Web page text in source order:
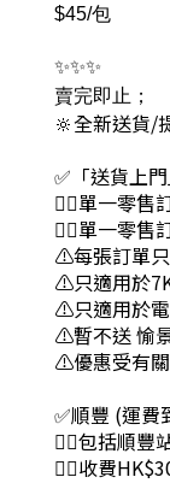
$45/包
✨✨✨
賣完即止；
🔆全新送貨/
✅「送貨上門
👉🏻單一零
👉🏻單一零
⚠每張訂單只
⚠只適用於
⚠只適用於電
⚠暫不送 愉
⚠優惠受有
✅順豐 (運費
👉🏻包括順
👉🏻收費